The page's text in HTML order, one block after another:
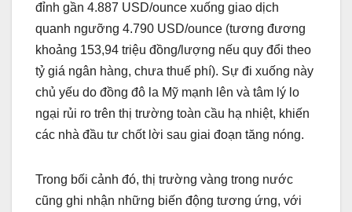
đỉnh gần 4.887 USD/ounce xuống giao dịch
quanh ngưỡng 4.790 USD/ounce (tương đương
khoảng 153,94 triệu đồng/lượng nếu quy đổi theo
tỷ giá ngân hàng, chưa thuế phí). Sự đi xuống này
chủ yếu do đồng đô la Mỹ mạnh lên và tâm lý lo
ngại rủi ro trên thị trường toàn cầu hạ nhiệt, khiến
các nhà đầu tư chốt lời sau giai đoạn tăng nóng.
Trong bối cảnh đó, thị trường vàng trong nước
cũng ghi nhận những biến động tương ứng, với